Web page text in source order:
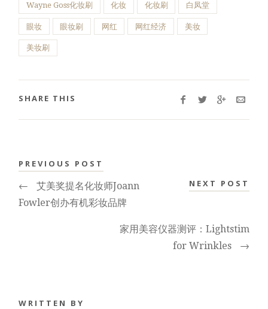
Wayne Goss化妆刷 化妆 化妆刷 白凤堂
眼妆 眼妆刷 网红 网红经济 美妆
美妆刷
SHARE THIS
PREVIOUS POST
←
艾美奖提名化妆师Joann
Fowler创办有机彩妆品牌
NEXT POST
家用美容仪器测评：Lightstim
for Wrinkles
→
WRITTEN BY